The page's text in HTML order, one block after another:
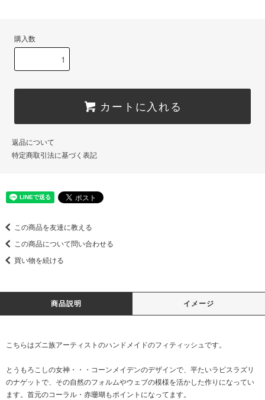
購入数
カートに入れる
返品について
特定商取引法に基づく表記
この商品を友達に教える
この商品について問い合わせる
買い物を続ける
商品説明 イメージ
こちらはズニ族アーティストのハンドメイドのフィティッシュです。
とうもろこしの女神・・・コーンメイデンのデザインで、平たいラピスラズリ
のナゲットで、その自然のフォルムやウェブの模様を活かした作りになってい
ます。首元のコーラル・赤珊瑚もポイントになってます。